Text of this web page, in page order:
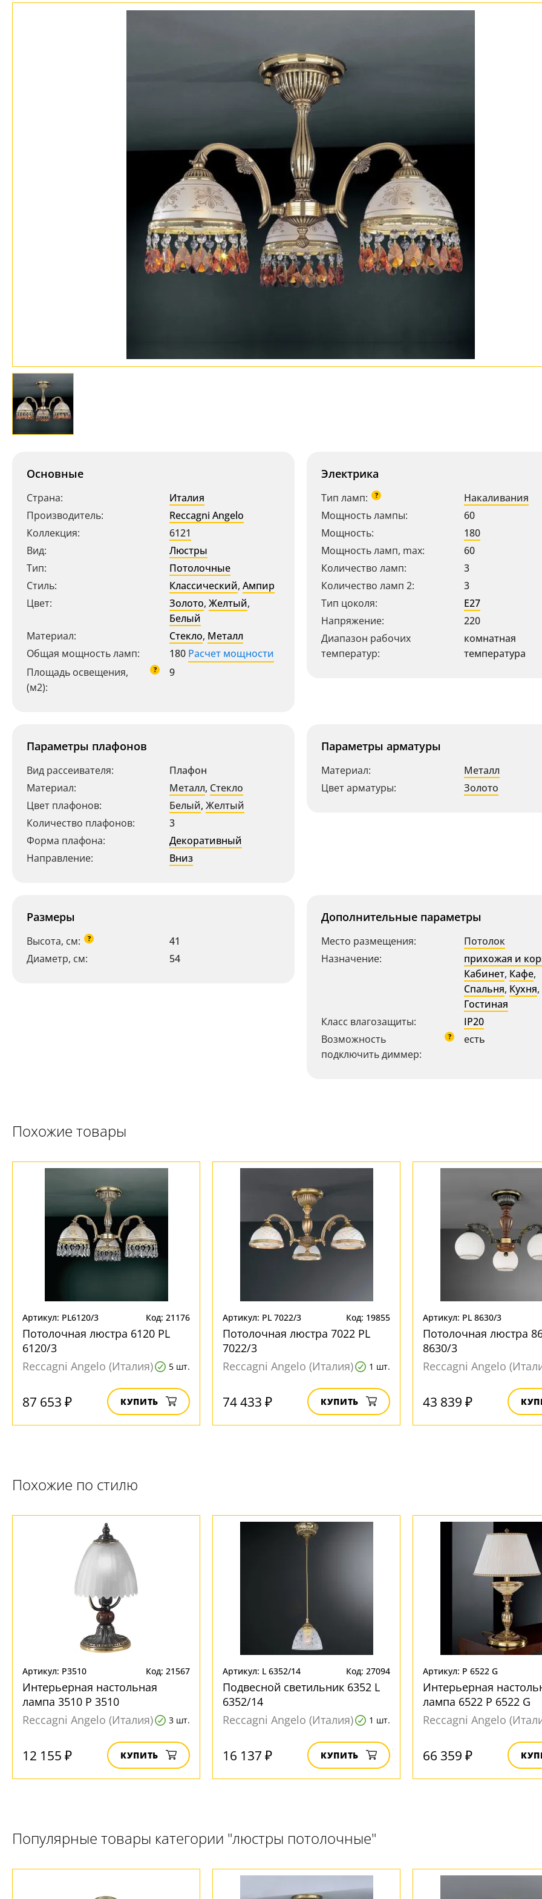
Бренды
Ваш регион:Москва
+7 (800) 775-63-32- бесплатно по России
+7 (495) 255-03-21- бесплатная доставка
Основные
Страна:
Италия
Производитель:
Reccagni Angelo
Коллекция:
6121
Вид:
Люстры
Тип:
Потолочные
Стиль:
Классический, Ампир
Цвет:
Золото, Желтый,
Белый
Материал:
Стекло, Металл
Общая мощность ламп:
180 Расчет мощности
Площадь освещения,
(м2):
? 9
Электрика
Тип ламп: ?
Накаливания
Мощность лампы:
60
Мощность:
180
Мощность ламп, max:
60
Количество ламп:
3
Количество ламп 2:
3
Тип цоколя:
E27
Напряжение:
220
Диапазон рабочих
температур:
комнатная
температура
Параметры плафонов
Вид рассеивателя:
Плафон
Материал:
Металл, Стекло
Цвет плафонов:
Белый, Желтый
Количество плафонов:
3
Форма плафона:
Декоративный
Направление:
Вниз
Параметры арматуры
Материал:
Металл
Цвет арматуры:
Золото
Размеры
Высота, см: ?
41
Диаметр, см:
54
Дополнительные параметры
Место размещения:
Потолок
Назначение:
прихожая и
Кабинет, Кафе,
Спальня, Кухня,
Гостиная
Класс влагозащиты:
IP20
Возможность
подключить диммер:
? есть
Похожие товары
Артикул: PL6120/3 Код: 21176
Потолочная люстра 6120 PL
6120/3
Reccagni Angelo (Италия)
5 шт.
87 653 ₽ КУПИТЬ
Артикул: PL 7022/3 Код: 19855
Потолочная люстра 7022 PL
7022/3
Reccagni Angelo (Италия)
1 шт.
74 433 ₽ КУПИТЬ
Артикул: PL 8630/3
Потолочная люстра
8630/3
Reccagni Angelo
43 839 ₽
Похожие по стилю
Артикул: P3510 Код: 21567
Интерьерная настольная
лампа 3510 P 3510
Reccagni Angelo (Италия)
3 шт.
12 155 ₽ КУПИТЬ
Артикул: L 6352/14 Код: 27094
Подвесной светильник 6352 L
6352/14
Reccagni Angelo (Италия)
1 шт.
16 137 ₽ КУПИТЬ
Артикул: P 6522 G
Интерьерная
лампа 6522 P 6522 G
Reccagni Angelo
66 359 ₽
Популярные товары категории "люстры потолочные"